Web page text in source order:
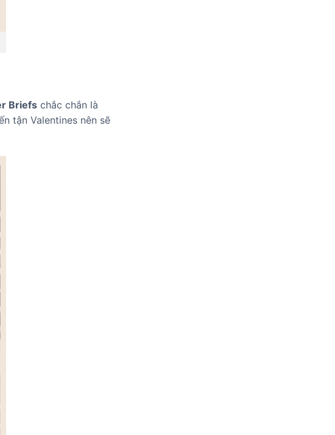
Briefs chắc chắn là
tận Valentines nên sẽ